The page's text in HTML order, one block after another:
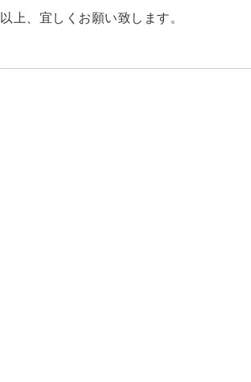
以上、宜しくお願い致します。